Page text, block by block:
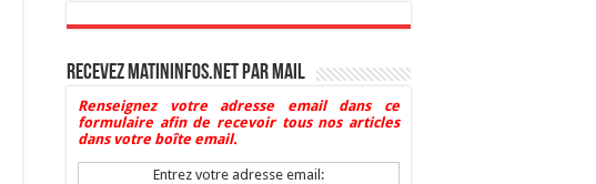
Recevez Matininfos.net par mail
Renseignez votre adresse email dans ce
formulaire afin de recevoir tous nos articles
dans votre boîte email.
Entrez votre adresse email: